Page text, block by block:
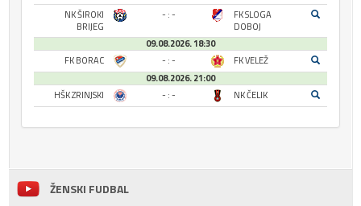
NK ŠIROKI
BRIJEG
- : -
FK SLOGA
DOBOJ
09.08.2026. 18:30
FK BORAC
- : -
FK VELEŽ
09.08.2026. 21:00
HŠK ZRINJSKI
- : - NK ČELIK
ŽENSKI FUDBAL